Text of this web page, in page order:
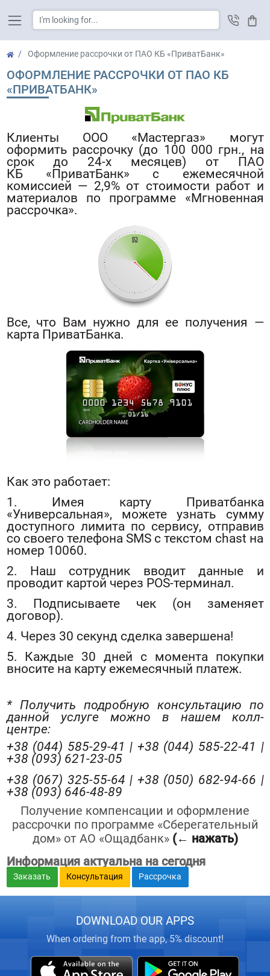
Cart
Оформление рассрочки от ПАО КБ «ПриватБанк»
ОФОРМЛЕНИЕ РАССРОЧКИ ОТ ПАО КБ
«ПРИВАТБАНК»
Клиенты ООО «Мастергаз» могут
оформить рассрочку (до 100 000 грн., на
срок до 24-х месяцев) от ПАО
КБ «ПриватБанк» с ежемесячной
комиссией — 2,9% от стоимости работ и
материалов по программе «Мгновенная
рассрочка».
Все, что Вам нужно для ее получения —
карта ПриватБанка.
Как это работает:
1. Имея карту Приватбанка
«Универсальная», можете узнать сумму
доступного лимита по сервису, отправив
со своего телефона SMS с текстом chast на
номер 10060.
2. Наш сотрудник вводит данные и
проводит картой через POS-терминал.
3. Подписываете чек (он заменяет
договор).
4. Через 30 секунд сделка завершена!
5. Каждые 30 дней с момента покупки
вносите на карту ежемесячный платеж.
* Получить подробную консультацию по
данной услуге можно в нашем колл-
центре:
+38 (044) 585-29-41 | +38 (044) 585-22-41 |
+38 (093) 621-23-05
+38 (067) 325-55-64 | +38 (050) 682-94-66 |
+38 (093) 646-48-89
Получение компенсации и оформление
рассрочки по программе «Сберегательный
дом» от АО «Ощадбанк» (← нажать)
Информация актуальна на сегодня
Заказать Консультация Рассрочка
DOWNLOAD OUR APPS
When ordering from the app, 5% discount!